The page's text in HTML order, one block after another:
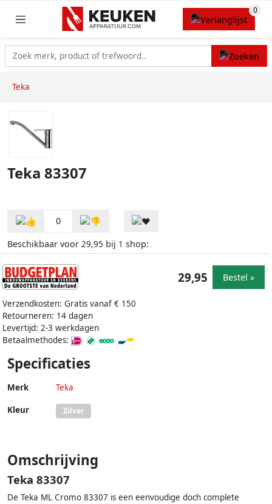
Teka
Teka 83307
0
Beschikbaar voor 29,95 bij 1 shop:
Verzendkosten: Gratis vanaf € 150
Retourneren: 14 dagen
Levertijd: 2-3 werkdagen
Betaalmethodes:
29,95 Bestel »
Specificaties
Merk Teka
Kleur Zilver
Omschrijving
Teka 83307
De Teka ML Cromo 83307 is een eenvoudige doch complete